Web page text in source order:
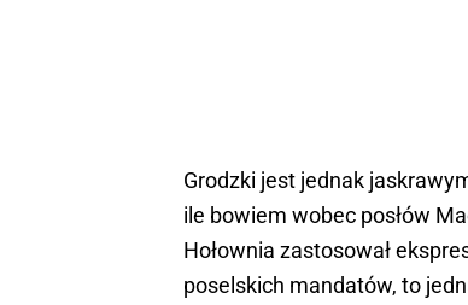
Grodzki jest jednak
ile bowiem wobec posłów
Hołownia zastosował
poselskich mandatów, to